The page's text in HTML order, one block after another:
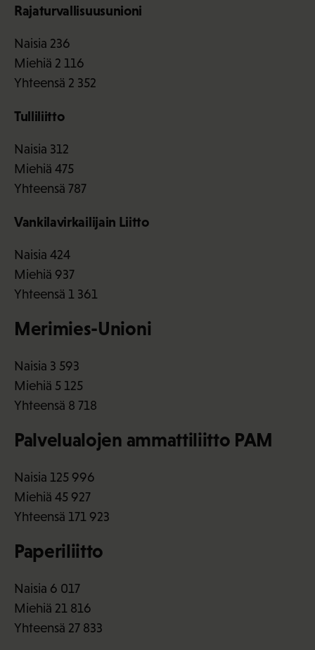
Rajaturvallisuusunioni
Naisia 236
Miehiä 2 116
Yhteensä 2 352
Tulliliitto
Naisia 312
Miehiä 475
Yhteensä 787
Vankilavirkailijain Liitto
Naisia 424
Miehiä 937
Yhteensä 1 361
Merimies-Unioni
Naisia 3 593
Miehiä 5 125
Yhteensä 8 718
Palvelualojen ammattiliitto PAM
Naisia 125 996
Miehiä 45 927
Yhteensä 171 923
Paperiliitto
Naisia 6 017
Miehiä 21 816
Yhteensä 27 833